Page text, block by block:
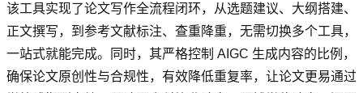
该工具实现了论文写作全流程闭环，从选题建议、大纲搭建、
正文撰写，到参考文献标注、查重降重，无需切换多个工具，
一站式就能完成。同时，其严格控制 AIGC 生成内容的比例，
确保论文原创性与合规性，有效降低重复率，让论文更易通过